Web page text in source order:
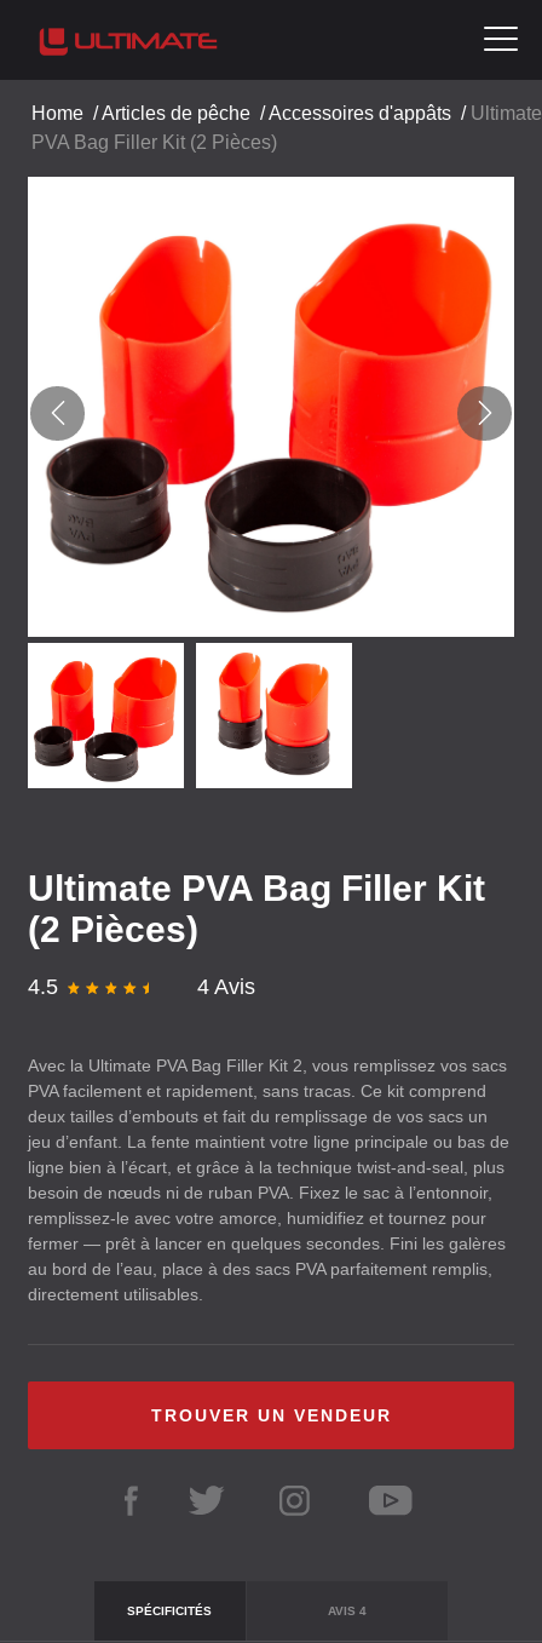
Home /Articles de pêche /Accessoires d'appâts / Ultimate
PVA Bag Filler Kit (2 Pièces)
Ultimate PVA Bag Filler Kit
(2 Pièces)
4.5 4 Avis
Avec la Ultimate PVABag Filler Kit 2, vous remplissez vos sacs
PVAfacilement et rapidement, sans tracas. Ce kit comprend
deux tailles d’embouts et fait du remplissage de vos sacs un
jeu d’enfant. La fente maintient votre ligne principale ou bas de
ligne bien à l’écart, et grâce à la technique twist-and-seal, plus
besoin de nœuds ni de ruban PVA . Fixez le sac à l’entonnoir,
remplissez-le avec votre amorce, humidifiez et tournez pour
fermer — prêt à lancer en quelques secondes. Fini les galères
au bord de l’eau, place à des sacs PVAparfaitement remplis,
directement utilisables.
TROUVER UN VENDEUR
SPÉCIFICITÉS AVIS 4